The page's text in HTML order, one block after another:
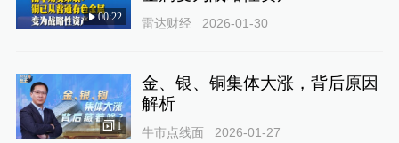
00:22 雷达财经 2026-01-30
1
金、银、铜集体大涨，背后原因
解析
牛市点线面 2026-01-27